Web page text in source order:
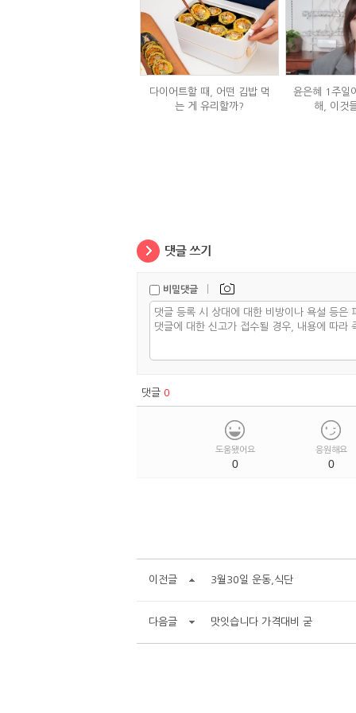
다이어트할 때, 어떤 김밥 먹
는 게 유리할까?
윤은혜 1주일
해, 이것
비밀댓글
댓글 0
도움됐어요
0
응원해요
0
이전글 3월30일 운동,식단
다음글 맛잇습니다 가격대비 굳